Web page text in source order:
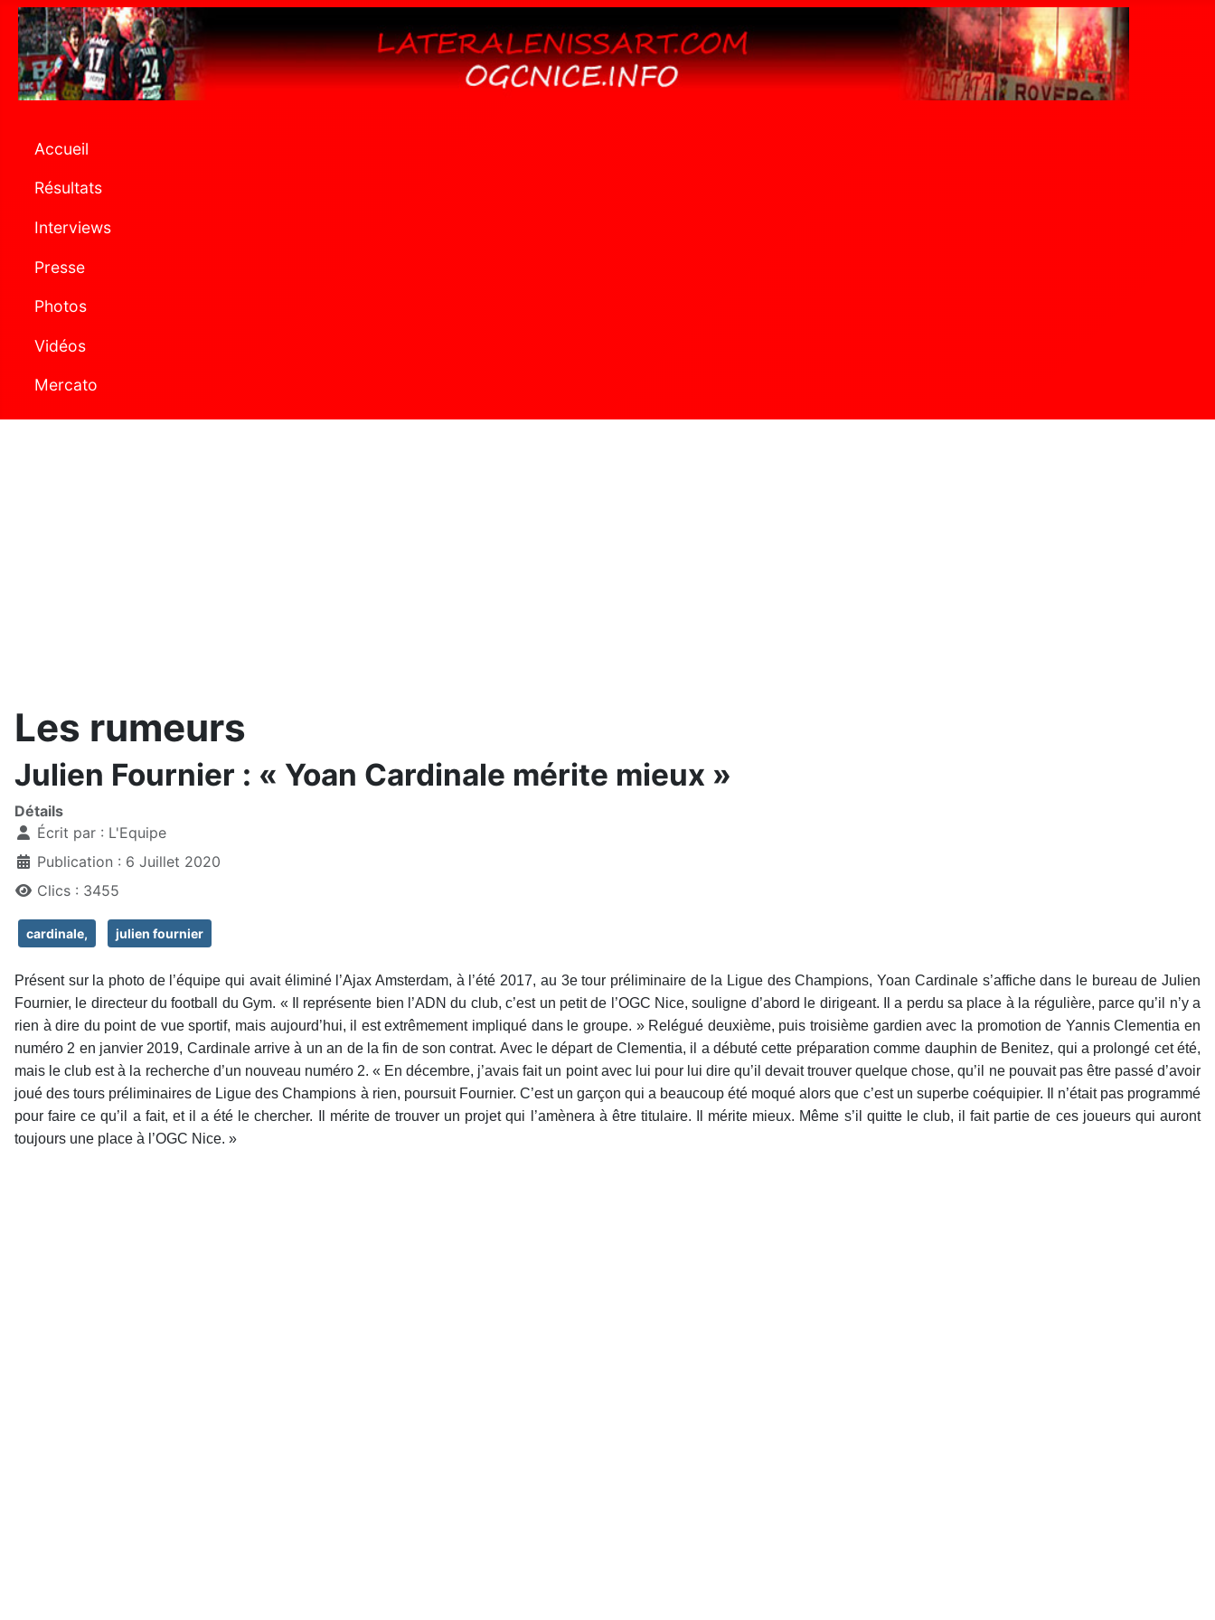
Accueil
Résultats
Interviews
Presse
Photos
Vidéos
Mercato
Les rumeurs
Julien Fournier : « Yoan Cardinale mérite mieux »
Détails
Écrit par : L'Equipe
Publication : 6 Juillet 2020
Clics : 3455
cardinale, julien fournier
Présent sur la photo de l’équipe qui avait éliminé l’Ajax Amsterdam, à l’été 2017, au 3e tour préliminaire de la Ligue des Champions, Yoan Cardinale s’affiche dans le bureau de Julien
Fournier, le directeur du football du Gym. « Il représente bien l’ADN du club, c’est un petit de l’OGC Nice, souligne d’abord le dirigeant. Il a perdu sa place à la régulière, parce qu’il n’y a
rien à dire du point de vue sportif, mais aujourd’hui, il est extrêmement impliqué dans le groupe. » Relégué deuxième, puis troisième gardien avec la promotion de Yannis Clementia en
numéro 2 en janvier 2019, Cardinale arrive à un an de la fin de son contrat. Avec le départ de Clementia, il a débuté cette préparation comme dauphin de Benitez, qui a prolongé cet été,
mais le club est à la recherche d’un nouveau numéro 2. « En décembre, j’avais fait un point avec lui pour lui dire qu’il devait trouver quelque chose, qu’il ne pouvait pas être passé d’avoir
joué des tours préliminaires de Ligue des Champions à rien, poursuit Fournier. C’est un garçon qui a beaucoup été moqué alors que c’est un superbe coéquipier. Il n’était pas programmé
pour faire ce qu’il a fait, et il a été le chercher. Il mérite de trouver un projet qui l’amènera à être titulaire. Il mérite mieux. Même s’il quitte le club, il fait partie de ces joueurs qui auront
toujours une place à l’OGC Nice. »